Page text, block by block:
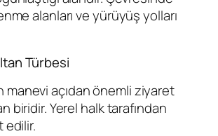
alanları ve yürüyüş yolları
Türbesi
manevi açıdan önemli ziyaret
biridir. Yerel halk tarafından
edilir.